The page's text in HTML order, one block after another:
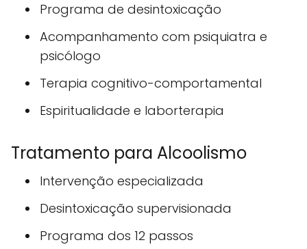
Programa de desintoxicação
Acompanhamento com psiquiatra e
psicólogo
Terapia cognitivo-comportamental
Espiritualidade e laborterapia
Tratamento para Alcoolismo
Intervenção especializada
Desintoxicação supervisionada
Programa dos 12 passos